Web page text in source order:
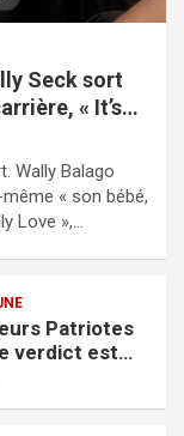
Seck sort
« It’s
Wally Balago
même « son bébé,
Love »,…
Patriotes
verdict est